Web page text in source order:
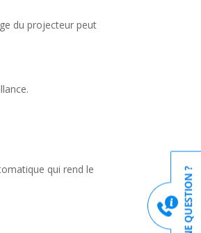
du projecteur peut
qui rend le